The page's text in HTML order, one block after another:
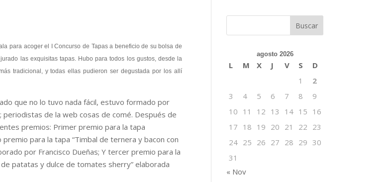
acoger el I Concurso de Tapas a beneficio de su bolsa de
las exquisitas tapas. Hubo para todos los gustos, desde la
tradicional, y todas ellas pudieron ser degustada por los allí
no lo tuvo nada fácil, estuvo formado por
de la web cosas de comé. Después de
premios: Primer premio para la tapa
premio para la tapa “Timbal de ternera y bacon con
por Francisco Dueñas; Y tercer premio para la
patatas y dulce de tomates sherry” elaborada
agosto 2026
L M X J V S
D
1
2
3
4 5 6 7 8
9
10 11 12 13 14 15 16
17 18 19 20 21 22 23
24 25 26 27 28 29 30
31
« Nov